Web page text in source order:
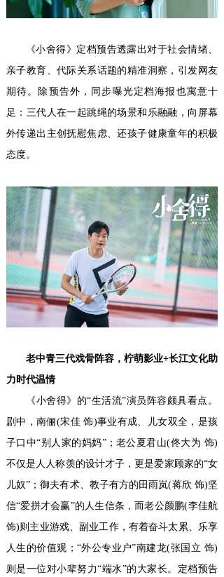
《小舍得》定档预告透露出对于社会情绪、
亲子教育、代际关系话题的精准洞察，引发网友
期待。除预告外，同步曝光定档海报也寓意十
足：三代人在一起跳绳的场景和乐融融，向屏幕
外传递出主创抚慰焦虑、还孩子健康童年的积极
态度。
老中青三代戏骨阵容，柠萌影业+长江文化助
力时代温情
《小舍得》的“生活流”演员阵容颇具看点。
剧中，南俪(宋佳 饰)事业有成、儿女双全，是孩
子口中“别人家的妈妈”；老公夏君山(佟大为 饰)
不仅是人人称羡的设计才子，更是爱家顾家的“女
儿奴”；御夫有术、教子有方的田雨岚(蒋欣 饰)坚
信“爱拼才会赢”的人生信条，而老公颜鹏(李佳航
饰)则主业游戏、副业工作，有着奋斗太累、乐享
人生的价值观；“外公专业户”南建龙(张国立 饰)
则是一位对小辈努力“端水”的大家长。定档预告